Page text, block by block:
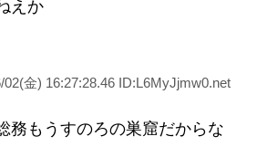
えか
02(金) 16:27:28.46 ID:L6MyJjmw0.net
もうすのろの巣窟だからな